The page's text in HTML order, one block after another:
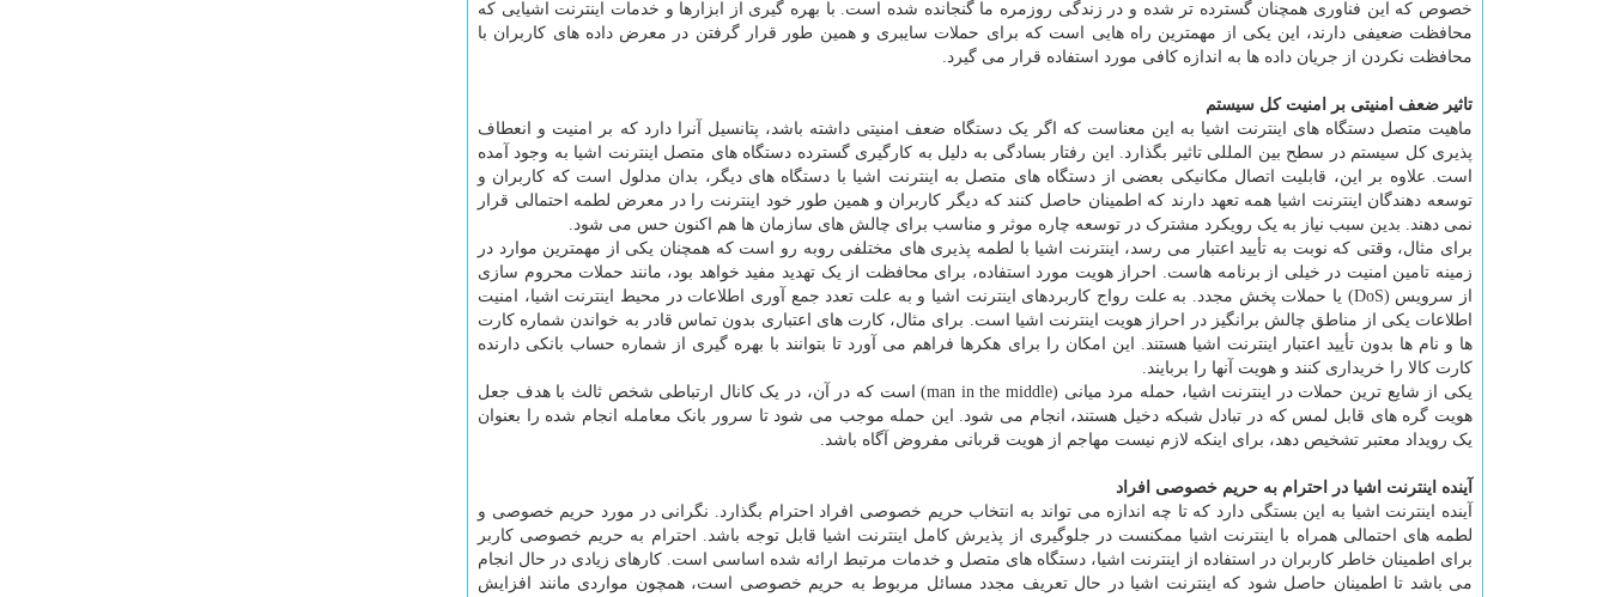
خصوص که این فناوری همچنان گسترده تر شده و در زندگی روزمره ما گنجانده شده است. با بهره گیری از ابزارها و خدمات اینترنت اشیایی که
محافظت ضعیفی دارند، این یکی از مهمترین راه هایی است که برای حملات سایبری و همین طور قرار گرفتن در معرض داده های کاربران با
محافظت نکردن از جریان داده ها به اندازه کافی مورد استفاده قرار می گیرد.
تاثیر ضعف امنیتی بر امنیت کل سیستم
ماهیت متصل دستگاه های اینترنت اشیا به این معناست که اگر یک دستگاه ضعف امنیتی داشته باشد، پتانسیل آنرا دارد که بر امنیت و انعطاف
پذیری کل سیستم در سطح بین المللی تاثیر بگذارد. این رفتار بسادگی به دلیل به کارگیری گسترده دستگاه های متصل اینترنت اشیا به وجود آمده
است. علاوه بر این، قابلیت اتصال مکانیکی بعضی از دستگاه های متصل به اینترنت اشیا با دستگاه های دیگر، بدان مدلول است که کاربران و
توسعه دهندگان اینترنت اشیا همه تعهد دارند که اطمینان حاصل کنند که دیگر کاربران و همین طور خود اینترنت را در معرض لطمه احتمالی قرار
نمی دهند. بدین سبب نیاز به یک رویکرد مشترک در توسعه چاره موثر و مناسب برای چالش های سازمان ها هم اکنون حس می شود.
برای مثال، وقتی که نوبت به تأیید اعتبار می رسد، اینترنت اشیا با لطمه پذیری های مختلفی روبه رو است که همچنان یکی از مهمترین موارد در
زمینه تامین امنیت در خیلی از برنامه هاست. احراز هویت مورد استفاده، برای محافظت از یک تهدید مفید خواهد بود، مانند حملات محروم سازی
از سرویس (DoS) یا حملات پخش مجدد. به علت رواج کاربردهای اینترنت اشیا و به علت تعدد جمع آوری اطلاعات در محیط اینترنت اشیا، امنیت
اطلاعات یکی از مناطق چالش برانگیز در احراز هویت اینترنت اشیا است. برای مثال، کارت های اعتباری بدون تماس قادر به خواندن شماره کارت
ها و نام ها بدون تأیید اعتبار اینترنت اشیا هستند. این امکان را برای هکرها فراهم می آورد تا بتوانند با بهره گیری از شماره حساب بانکی دارنده
کارت کالا را خریداری کنند و هویت آنها را بربایند.
یکی از شایع ترین حملات در اینترنت اشیا، حمله مرد میانی (man in the middle) است که در آن، در یک کانال ارتباطی شخص ثالث با هدف جعل
هویت گره های قابل لمس که در تبادل شبکه دخیل هستند، انجام می شود. این حمله موجب می شود تا سرور بانک معامله انجام شده را بعنوان
یک رویداد معتبر تشخیص دهد، برای اینکه لازم نیست مهاجم از هویت قربانی مفروض آگاه باشد.
آینده اینترنت اشیا در احترام به حریم خصوصی افراد
آینده اینترنت اشیا به این بستگی دارد که تا چه اندازه می تواند به انتخاب حریم خصوصی افراد احترام بگذارد. نگرانی در مورد حریم خصوصی و
لطمه های احتمالی همراه با اینترنت اشیا ممکنست در جلوگیری از پذیرش کامل اینترنت اشیا قابل توجه باشد. احترام به حریم خصوصی کاربر
برای اطمینان خاطر کاربران در استفاده از اینترنت اشیا، دستگاه های متصل و خدمات مرتبط ارائه شده اساسی است. کارهای زیادی در حال انجام
می باشد تا اطمینان حاصل شود که اینترنت اشیا در حال تعریف مجدد مسائل مربوط به حریم خصوصی است، همچون مواردی مانند افزایش